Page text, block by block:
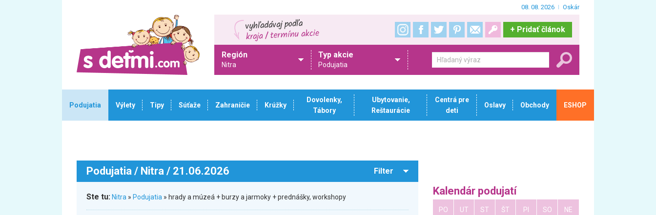
08. 08. 2026 Oskár
+ Pridať článok
Región
Nitra
Typ akcie
Podujatia
Podujatia Výlety Tipy Súťaže Zahraničie Krúžky
Dovolenky,
Tábory
Ubytovanie,
Reštaurácie
Centrá pre
deti
Oslavy Obchody ESHOP
Podujatia / Nitra / 21.06.2026 Filter
Ste tu: Nitra » Podujatia » hrady a múzeá + burzy a jarmoky + prednášky, workshopy Kalendár podujatí
PO UT ST ŠT PI SO NE